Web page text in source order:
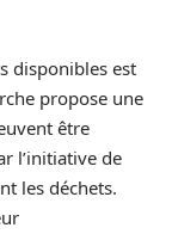
disponibles est
propose une
être
l’initiative de
les déchets.